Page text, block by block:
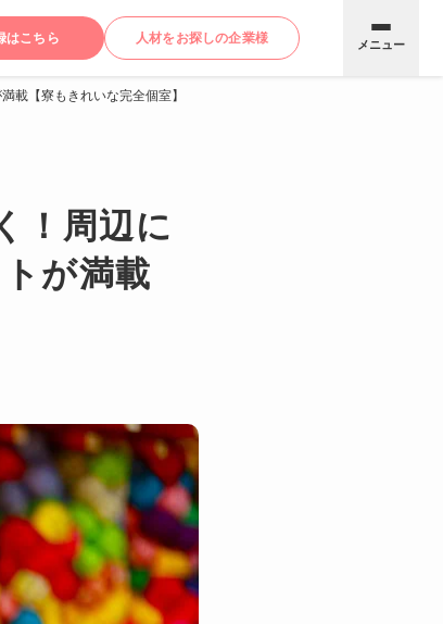
はこちら 人材をお探しの企業様 メニュー
載【寮もきれいな完全個室】
！周辺に
が満載